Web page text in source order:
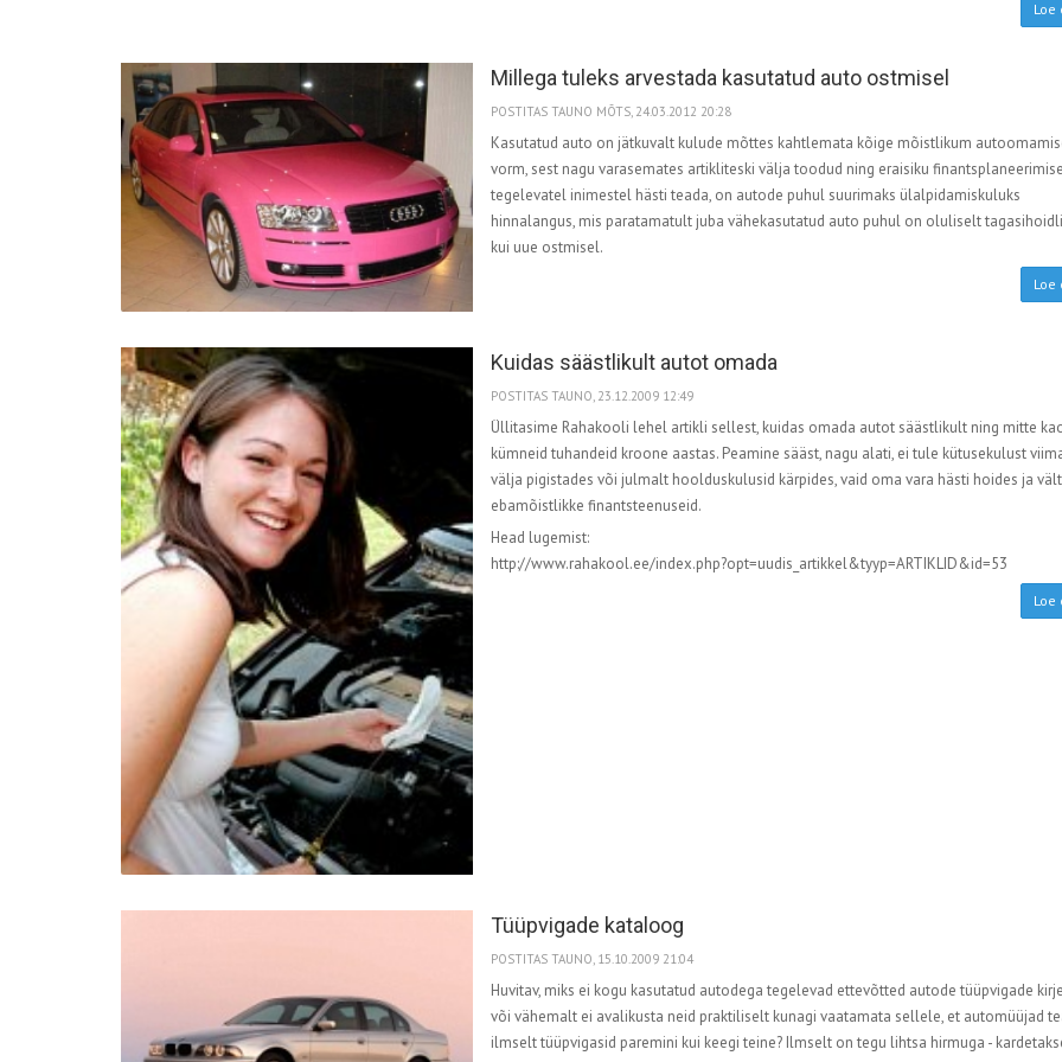
Loe
Millega tuleks arvestada kasutatud auto ostmisel
POSTITAS TAUNO MÕTS, 24.03.2012 20:28
Kasutatud auto on jätkuvalt kulude mõttes kahtlemata kõige mõistlikum
vorm, sest nagu varasemates artikliteski välja toodud ning eraisiku
tegelevatel inimestel hästi teada, on autode puhul suurimaks ülalpidamiskuluks
hinnalangus, mis paratamatult juba vähekasutatud auto puhul on oluliselt
kui uue ostmisel.
Loe
Kuidas säästlikult autot omada
POSTITAS TAUNO, 23.12.2009 12:49
Üllitasime Rahakooli lehel artikli sellest, kuidas omada autot säästlikult ning mitte
kümneid tuhandeid kroone aastas. Peamine sääst, nagu alati, ei tule kütusekulust
välja pigistades või julmalt hoolduskulusid kärpides, vaid oma vara hästi hoides ja
ebamõistlikke finantsteenuseid.
Head lugemist:
http://www.rahakool.ee/index.php?opt=uudis_artikkel&tyyp=ARTIKLID&id=53
Loe
Tüüpvigade kataloog
POSTITAS TAUNO, 15.10.2009 21:04
Huvitav, miks ei kogu kasutatud autodega tegelevad ettevõtted autode tüüpvigade
või vähemalt ei avalikusta neid praktiliselt kunagi vaatamata sellele, et automüüjad
ilmselt tüüpvigasid paremini kui keegi teine? Ilmselt on tegu lihtsa hirmuga -